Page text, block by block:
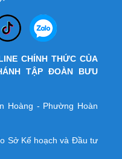
CHÍNH THỨC CỦA
TẬP ĐOÀN BƯU
Hoàng - Phường Hoàn
Sở Kế hoạch và Đầu tư